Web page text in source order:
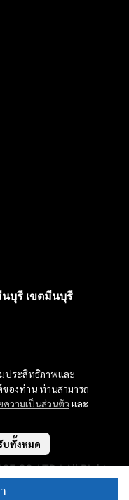
ประสิทธิภาพและ
องท่าน ท่านสามารถ
ความเป็นส่วนตัว และ
บทั้งหมด
บุรี เขตมีนบุรี
CO.,LTD | All Rights